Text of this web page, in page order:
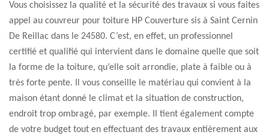
Vous choisissez la qualité et la sécurité des travaux si vous faites
appel au couvreur pour toiture HP Couverture sis à Saint Cernin
De Reillac dans le 24580. C’est, en effet, un professionnel
certifié et qualifié qui intervient dans le domaine quelle que soit
la forme de la toiture, qu’elle soit arrondie, plate à faible ou à
très forte pente. Il vous conseille le matériau qui convient à la
maison étant donné le climat et la situation de construction,
endroit trop ombragé, par exemple. Il tient également compte
de votre budget tout en effectuant des travaux entièrement aux